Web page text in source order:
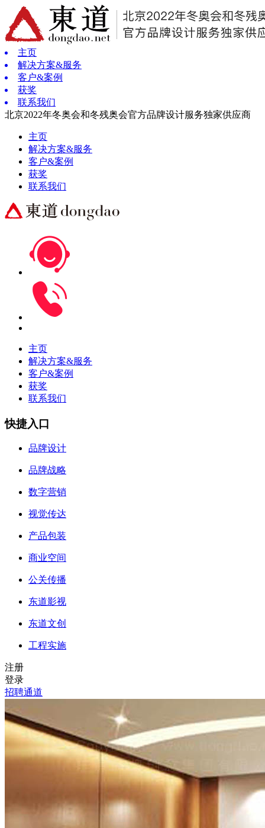
主页
解决方案&服务
客户&案例
获奖
联系我们
北京2022年冬奥会和冬残奥会官方品牌设计服务独家供应商
主页
解决方案&服务
客户&案例
获奖
联系我们
主页
解决方案&服务
客户&案例
获奖
联系我们
快捷入口
品牌设计
品牌战略
数字营销
视觉传达
产品包装
商业空间
公关传播
东道影视
东道文创
工程实施
注册
登录
招聘通道